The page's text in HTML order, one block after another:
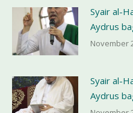
Syair al-
Aydrus
November
Syair al-
Aydrus